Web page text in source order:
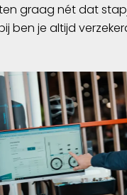
graag nét dat
ben je altijd